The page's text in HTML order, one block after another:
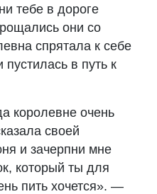
тебе в дороге
они со
спрятала к себе
пустилась в путь к
королевне очень
своей
и зачерпни мне
который ты для
пить хочется». —